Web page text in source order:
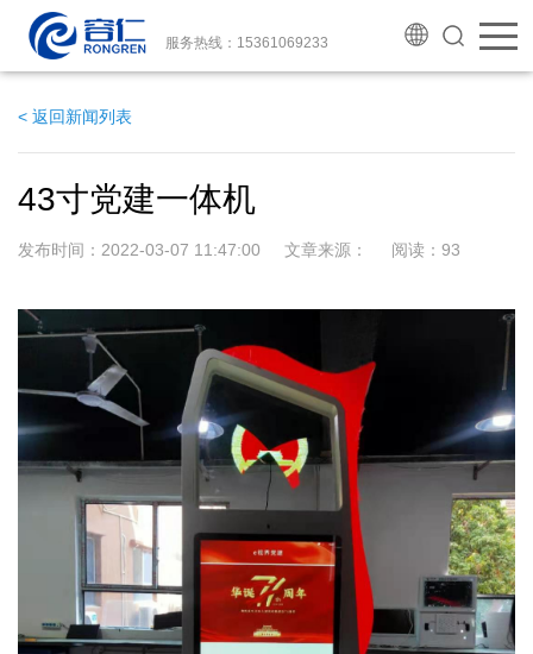
服务热线：15361069233
< 返回新闻列表
43寸党建一体机
发布时间：2022-03-07 11:47:00 文章来源： 阅读： 93